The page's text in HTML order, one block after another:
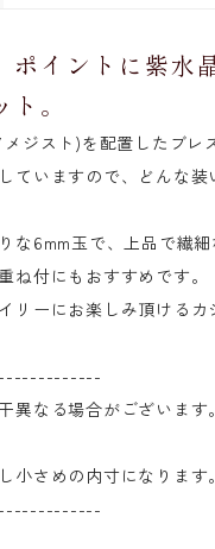
ポイントに紫水
。
ジスト)を配置したブレ
ていますので、どんな
な6mm玉で、上品で繊
ね付にもおすすめです。
リーにお楽しみ頂けるカ
なる場合がございます
さめの内寸になります。
〔玉〕水晶・紫水晶(アメ
約6mm(水晶)
約15.5cm (円周)
透明オペロンゴム